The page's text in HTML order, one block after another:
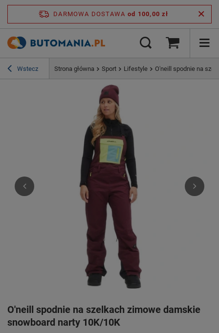
DARMOWA DOSTAWA od 100,00 zł
Wstecz Strona główna Sport Lifestyle O'neill spodnie na
O'neill spodnie na szelkach zimowe damskie
snowboard narty 10K/10K